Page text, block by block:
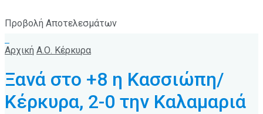
Προβολή Αποτελεσμάτων
Αρχική Α.Ο. Κέρκυρα
Ξανά στο +8 η Κασσιώπη/
Κέρκυρα, 2-0 την Καλαμαριά